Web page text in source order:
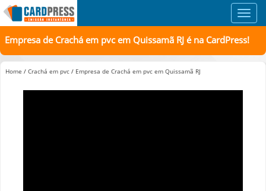
Empresa de Crachá em pvc em Quissamã RJ é na CardPress!
Home / Crachá em pvc / Empresa de Crachá em pvc em Quissamã RJ